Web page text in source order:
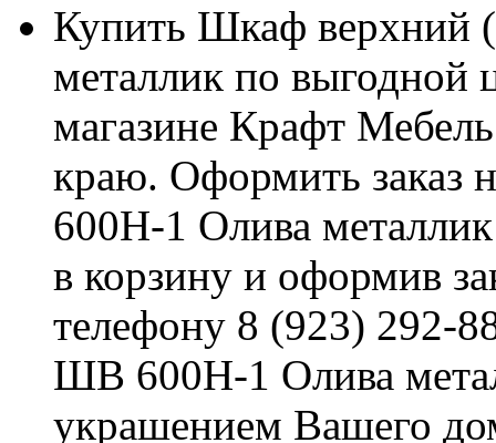
Купить Шкаф
металлик по выгодной
магазине Крафт
краю. Оформить
600Н-1 Олива
в корзину и оформив
телефону 8 (923) 292-
ШВ 600Н-1 Олива
украшением Вашего